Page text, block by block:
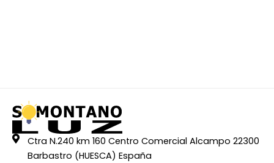
Ctra N.240 km 160 Centro Comercial Alcampo 22300
Barbastro (HUESCA) España